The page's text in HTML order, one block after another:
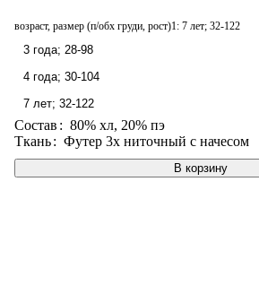
В корзину
возраст, размер (п/обх груди, рост)1: 7 лет; 32-122
3 года; 28-98
4 года; 30-104
7 лет; 32-122
Состав: 80% хл, 20% пэ
Ткань: Футер 3х ниточный с начесом